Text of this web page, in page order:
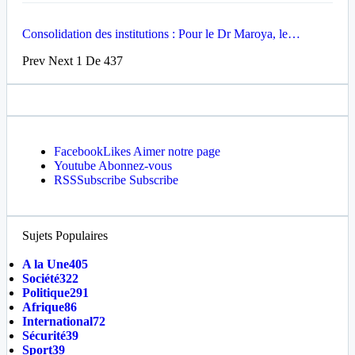
Consolidation des institutions : Pour le Dr Maroya, le…
Prev Next 1 De 437
FacebookLikes Aimer notre page
Youtube Abonnez-vous
RSSSubscribe Subscribe
Sujets Populaires
A la Une405
Société322
Politique291
Afrique86
International72
Sécurité39
Sport39